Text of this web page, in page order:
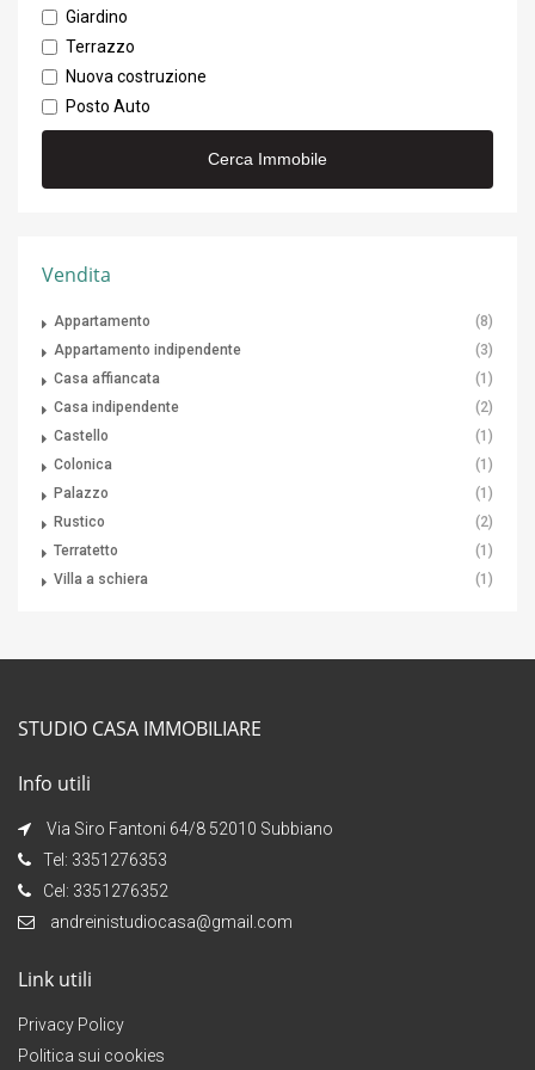
Giardino
Terrazzo
Nuova costruzione
Posto Auto
Vendita
Appartamento
(8)
Appartamento indipendente
(3)
Casa affiancata
(1)
Casa indipendente
(2)
Castello
(1)
Colonica
(1)
Palazzo
(1)
Rustico
(2)
Terratetto
(1)
Villa a schiera
(1)
STUDIO CASA IMMOBILIARE
Info utili
Via Siro Fantoni 64/8 52010 Subbiano
Tel: 3351276353
Cel: 3351276352
andreinistudiocasa@gmail.com
Link utili
Privacy Policy
Politica sui cookies